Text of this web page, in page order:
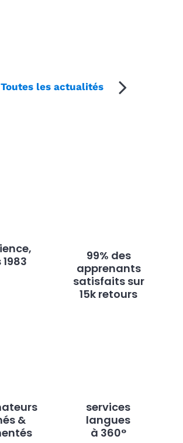
Toutes les actualités
99% des
apprenants
satisfaits sur
15k retours
&
services
langues
à 360°